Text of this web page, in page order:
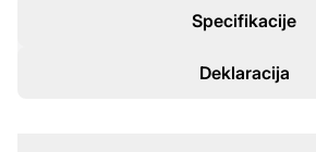
Specifikacije
Deklaracija